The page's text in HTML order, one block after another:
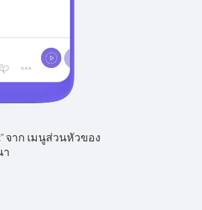
จาก เมนูส่วนหัวของ
า